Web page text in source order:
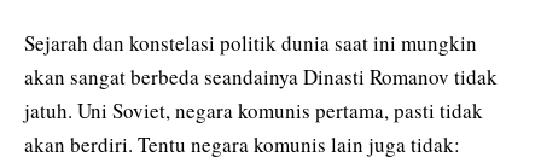
Sejarah dan konstelasi politik dunia saat ini mungkin
akan sangat berbeda seandainya Dinasti Romanov tidak
jatuh. Uni Soviet, negara komunis pertama, pasti tidak
akan berdiri. Tentu negara komunis lain juga tidak: